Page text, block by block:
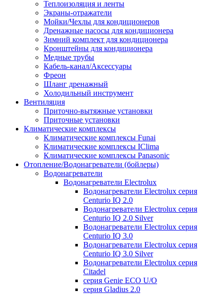
Теплоизоляция и ленты
Экраны-отражатели
Мойки/Чехлы для кондиционеров
Дренажные насосы для кондиционера
Зимний комплект для кондиционера
Кронштейны для кондиционера
Медные трубы
Кабель-канал/Аксессуары
Фреон
Шланг дренажный
Холодильный инструмент
Вентиляция
Приточно-вытяжные установки
Приточные установки
Климатические комплексы
Климатические комплексы Funai
Климатические комплексы IClima
Климатические комплексы Panasonic
Отопление/Водонагреватели (бойлеры)
Водонагреватели
Водонагреватели Electrolux
Водонагреватели Electrolux серия
Centurio IQ 2.0
Водонагреватели Electrolux серия
Centurio IQ 2.0 Silver
Водонагреватели Electrolux серия
Centurio IQ 3.0
Водонагреватели Electrolux серия
Centurio IQ 3.0 Silver
Водонагреватели Electrolux серия
Citadel
серия Genie ECO U/О
серия Gladius 2.0